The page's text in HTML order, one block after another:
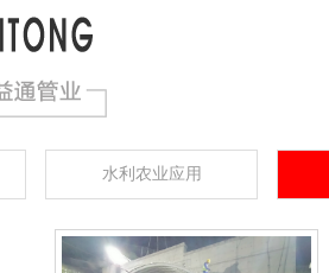
水利农业应用